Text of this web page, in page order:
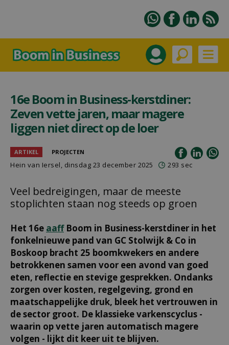
16e Boom in Business-kerstdiner:
Zeven vette jaren, maar magere
liggen niet direct op de loer
ARTIKEL PROJECTEN
Hein van Iersel, dinsdag 23 december 2025 293 sec
Veel bedreigingen, maar de meeste
stoplichten staan nog steeds op groen
Het 16e aaffBoom in Business-kerstdiner in het
fonkelnieuwe pand van GC Stolwijk & Co in
Boskoop bracht 25 boomkwekers en andere
betrokkenen samen voor een avond van goed
eten, reflectie en stevige gesprekken. Ondanks
zorgen over kosten, regelgeving, grond en
maatschappelijke druk, bleek het vertrouwen in
de sector groot. De klassieke varkenscyclus -
waarin op vette jaren automatisch magere
volgen - lijkt dit keer uit te blijven.